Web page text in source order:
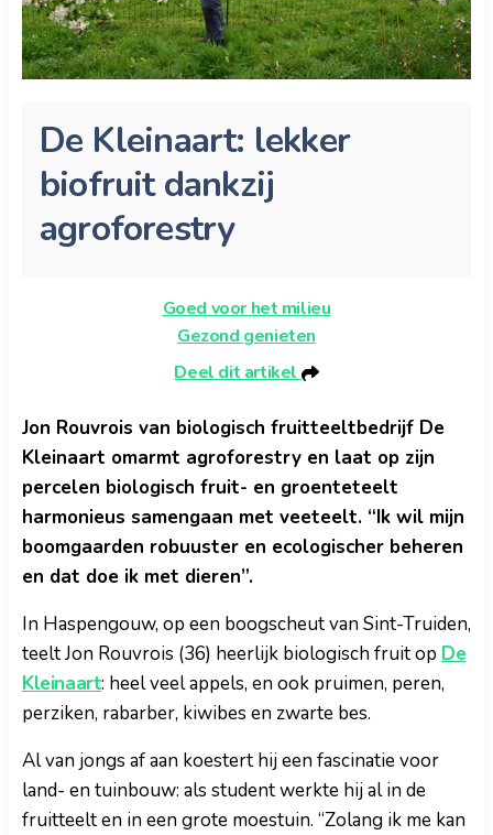
De Kleinaart: lekker
biofruit dankzij
agroforestry
Goed voor het milieu
Gezond genieten
Deel dit artikel
Jon Rouvrois van biologisch fruitteeltbedrijf De
Kleinaart omarmt agroforestry en laat op zijn
percelen biologisch fruit- en groenteteelt
harmonieus samengaan met veeteelt. “Ik wil mijn
boomgaarden robuuster en ecologischer beheren
en dat doe ik met dieren”.
In Haspengouw, op een boogscheut van Sint-Truiden,
teelt Jon Rouvrois (36) heerlijk biologisch fruit op De
Kleinaart: heel veel appels, en ook pruimen, peren,
perziken, rabarber, kiwibes en zwarte bes.
Al van jongs af aan koestert hij een fascinatie voor
land- en tuinbouw: als student werkte hij al in de
fruitteelt en in een grote moestuin. “Zolang ik me kan